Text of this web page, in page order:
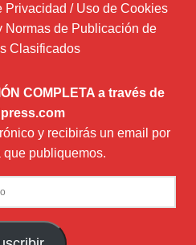
Privacidad / Uso de Cookies
Normas de Publicación de
Clasificados
COMPLETA a través de
y recibirás un email por
que publiquemos.